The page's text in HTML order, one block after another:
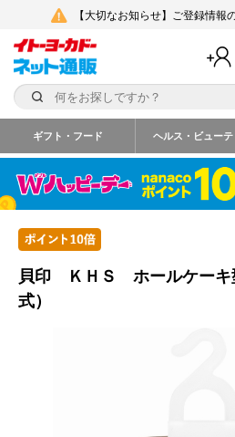
【大切なお知らせ】ご登録情報
ギフト・フード ヘルス・ビュー
貝印 ＫＨＳ ホールケー
式）